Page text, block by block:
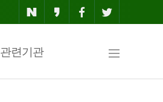
관련기관